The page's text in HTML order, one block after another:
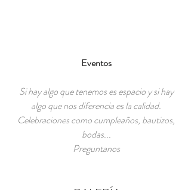
Eventos
Si hay algo que tenemos es espacio y si hay
algo que nos diferencia es la calidad.
Celebraciones como cumpleaños, bautizos,
bodas...
Preguntanos